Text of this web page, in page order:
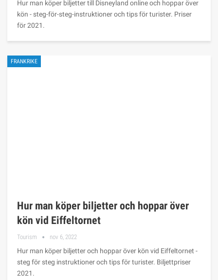
Hur man köper biljetter till Disneyland online och hoppar över
kön - steg-för-steg-instruktioner och tips för turister. Priser
för 2021.
FRANKRIKE
Hur man köper biljetter och hoppar över
kön vid Eiffeltornet
Tourism nov 6, 2022
Hur man köper biljetter och hoppar över kön vid Eiffeltornet -
steg för steg instruktioner och tips för turister. Biljettpriser
2021.